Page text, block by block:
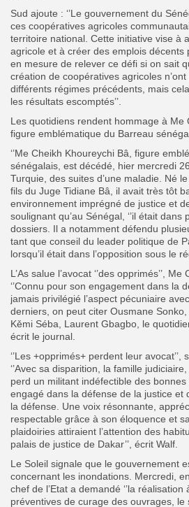
Sud ajoute : ‘’Le gouvernement du
ces coopératives agricoles
territoire national. Cette initiative vise à
agricole et à créer des emplois décents
en mesure de relever ce défi si on sait
création de coopératives agricoles
différents régimes précédents, mais
les résultats escomptés’’.
Les quotidiens rendent hommage à Me
figure emblématique du Barreau
‘’Me Cheikh Khoureychi Bâ, figure
sénégalais, est décédé, hier mercredi
Turquie, des suites d’une maladie. Né
fils du Juge Tidiane Bâ, il avait très tôt
environnement imprégné de justice et de
soulignant qu’au Sénégal, ‘’il était
dossiers. Il a notamment défendu
tant que conseil du leader politique de
lorsqu’il était dans l’opposition sous le
L’As salue l’avocat ‘’des opprimés’’,
‘’Connu pour son engagement dans la
jamais privilégié l’aspect pécuniaire
derniers, on peut citer Ousmane Sonko,
Kěmi Séba, Laurent Gbagbo, le quotidien
écrit le journal.
‘’Les +opprimés+ perdent leur avocat’’,
‘’Avec sa disparition, la famille
perd un militant indéfectible des
engagé dans la défense de la justice et
la défense. Une voix résonnante,
respectable grâce à son éloquence et
plaidoiries attiraient l’attention des
palais de justice de Dakar’’, écrit Walf.
Le Soleil signale que le gouvernement est
concernant les inondations. Mercredi,
chef de l’Etat a demandé ‘’la
préventives de curage des ouvrages, le